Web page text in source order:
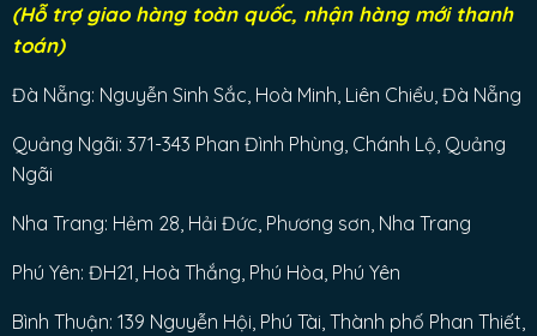
(Hỗ trợ giao hàng toàn quốc, nhận hàng mới thanh
toán)
Đà Nẵng: Nguyễn Sinh Sắc, Hoà Minh, Liên Chiểu, Đà Nẵng
Quảng Ngãi: 371-343 Phan Đình Phùng, Chánh Lộ, Quảng
Ngãi
Nha Trang: Hẻm 28, Hải Đức, Phương sơn, Nha Trang
Phú Yên: ĐH21, Hoà Thắng, Phú Hòa, Phú Yên
Bình Thuận: 139 Nguyễn Hội, Phú Tài, Thành phố Phan Thiết,